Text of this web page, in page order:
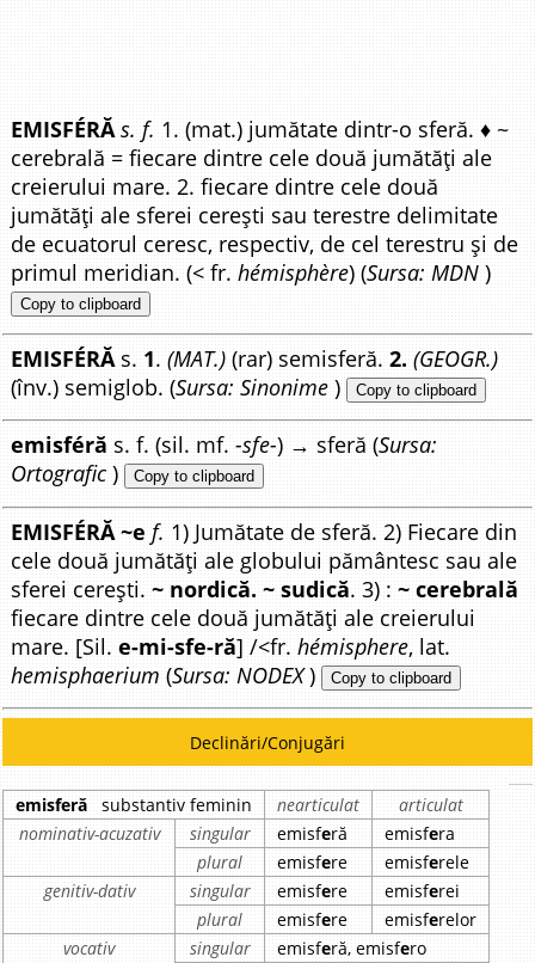
EMISFÉRĂ s. f. 1. (mat.) jumătate dintr-o sferă. ♦ ~
cerebrală = fiecare dintre cele două jumătăți ale
creierului mare. 2. fiecare dintre cele două
jumătăți ale sferei cerești sau terestre delimitate
de ecuatorul ceresc, respectiv, de cel terestru și de
primul meridian. (< fr.hémisphère) (Sursa: MDN )
Copy to clipboard
EMISFÉRĂs. 1.(MAT.) (rar) semisferă.2. (GEOGR.)
(înv.) semiglob. (Sursa: Sinonime ) Copy to clipboard
emisféră s. f. (sil. mf.-sfe-) → sferă (Sursa:
Ortografic ) Copy to clipboard
EMISFÉRĂ ~e f. 1) Jumătate de sferă. 2) Fiecare din
cele două jumătăți ale globului pământesc sau ale
sferei cerești.~ nordică. ~ sudică. 3) :~ cerebrală
fiecare dintre cele două jumătăți ale creierului
mare. [Sil.e-mi-sfe-ră] /<fr. hémisphere, lat.
hemisphaerium (Sursa: NODEX) Copy to clipboard
Declinări/Conjugări
emisferă substantiv feminin nearticulat
articulat
nominativ-acuzativ
singular emisferă emisfera
plural
emisfere emisferele
genitiv-dativ
singular emisfere emisferei
plural
emisfere emisferelor
vocativ
singular emisferă, emisfero